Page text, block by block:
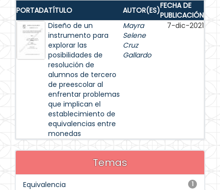
PORTADATÍTULO AUTOR(ES)FECHA DE
PUBLICACIÓN
Diseño de un
instrumento para
explorar las
posibilidades de
resolución de
alumnos de tercero
de preescolar al
enfrentar problemas
que implican el
establecimiento de
equivalencias entre
monedas
Mayra
Selene
Cruz
Gallardo
7-dic-2021
Temas
1
Equivalencia